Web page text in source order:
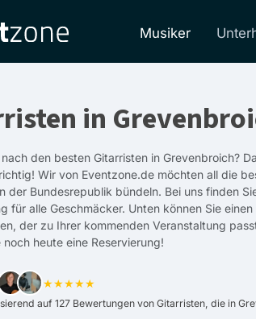
Musiker
in
den besten Gitarristen in Grevenbroich?
Wir von Eventzone.de möchten all die
der Bundesrepublik bündeln. Bei uns finden
für alle Geschmäcker. Unten können Sie
der zu Ihrer kommenden Veranstaltung
noch heute eine Reservierung!
★★★★★
auf 127 Bewertungen von Gitarristen, die in